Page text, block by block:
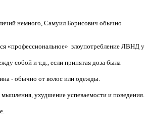
немного, Самуил Борисович обычно
«профессиональное» злоупотребление ЛВНД у
собой и т.д., если принятая доза была
- обычно от волос или одежды.
ухудшение успеваемости и поведения.